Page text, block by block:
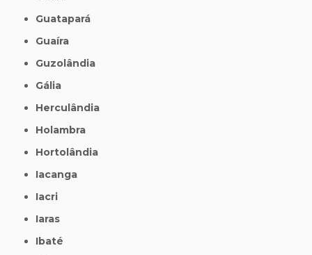
Guatapará
Guaíra
Guzolândia
Gália
Herculândia
Holambra
Hortolândia
Iacanga
Iacri
Iaras
Ibaté